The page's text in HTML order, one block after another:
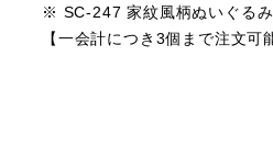
※ SC-247 家紋風柄ぬいぐるみ
【一会計につき3個まで注文可